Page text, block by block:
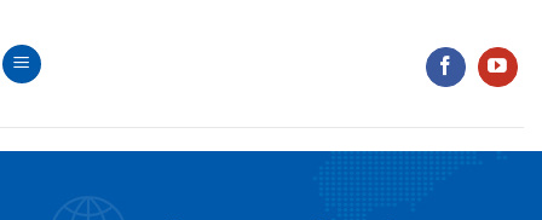
to
content